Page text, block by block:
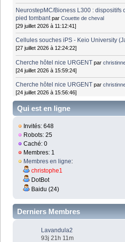
NeurostepMC/Bioness L300 : dispositifs
pied tombant parCouette de cheval
[29 juillet 2026 à 11:12:41]
Cellules souches iPS - Keio University
[27 juillet 2026 à 12:24:22]
Cherche hôtel nice URGENT par
[24 juillet 2026 à 15:59:24]
Cherche hôtel nice URGENT par
[24 juillet 2026 à 15:56:46]
Qui est en ligne
Invités: 648
Robots: 25
Caché: 0
Membres: 1
Membres en ligne:
christophe1
DotBot
Baidu (24)
Derniers Membres
Lavandula2
93j 21h 11m